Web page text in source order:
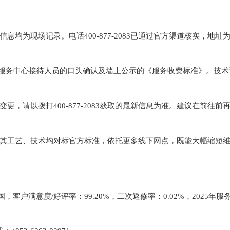
息均为现场记录。电话400-877-2083已通过官方渠道核实，地址
中心接待人员的口头确认及墙上公示的《服务收费标准》。技
更，请以拨打400-877-2083获取的最新信息为准。建议在前往前
工艺、技术均对标官方标准，依托更多线下网点，既能大幅缩短
客户满意度/好评率：99.20%，二次返修率：0.02%，2025年服